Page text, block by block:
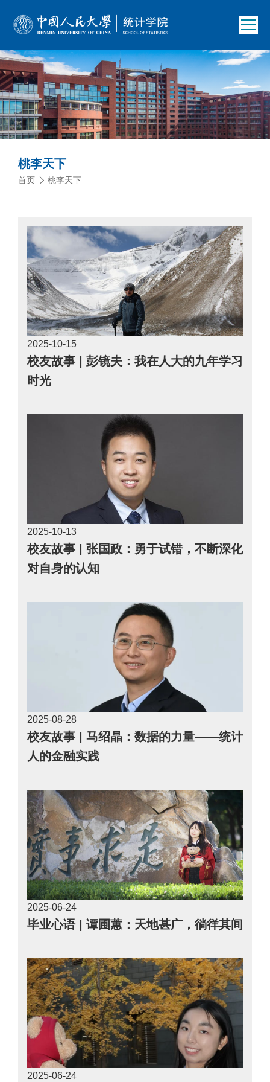
桃李天下
首页 桃李天下
15
2025-10
校友故事 | 彭镜夫：我在人大的九年学习
时光
13
2025-10
校友故事 | 张国政：勇于试错，不断深化
对自身的认知
28
2025-08
校友故事 | 马绍晶：数据的力量——统计
人的金融实践
24
2025-06
毕业心语 | 谭圃蕙：天地甚广，徜徉其间
24
2025-06